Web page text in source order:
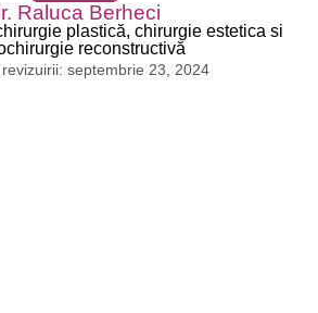
Raluca Berheci
plastică, chirurgie estetica si
reconstructivă
septembrie 23, 2024